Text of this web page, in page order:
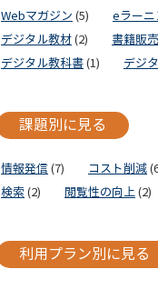
Webマガジン (5)
eラーニ
デジタル教材 (2)
書籍販売
デジタル教科書 (1) デジ
課題別に見る
情報発信 (7) コスト削減
検索 (2) 閲覧性の向上 (2)
利用プラン別に見る